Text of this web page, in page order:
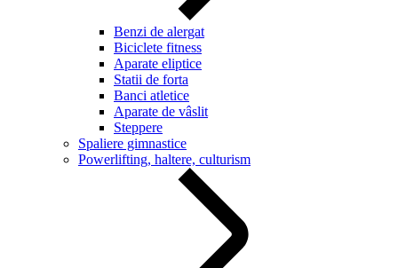
Benzi de alergat
Biciclete fitness
Aparate eliptice
Statii de forta
Banci atletice
Aparate de vâslit
Steppere
Spaliere gimnastice
Powerlifting, haltere, culturism